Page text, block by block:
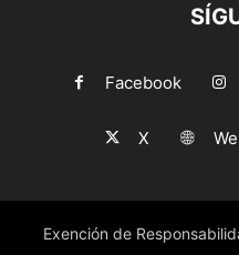
Facebook
X
Exención de